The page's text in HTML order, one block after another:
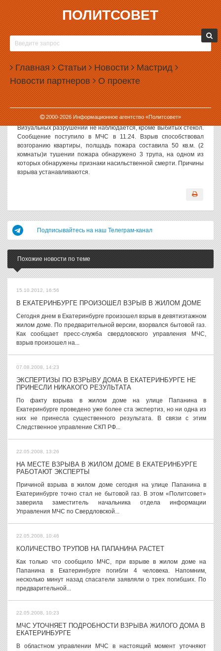
ПОЛИТСОВЕТ
Главная Статьи Новости Мастрид
Новости партнеров О проекте
2000-2026Информационное агентство «Политсовет»
22.05.2008, 10:37
ВЗРЫВ В ЖИЛОМ ДОМЕ НА ПАПАНИНА В
ЕКАТЕРИНБУРГЕ НОСИТ КРИМИНАЛЬНЫЙ
ХАРАКТЕР
В МЧС подтвердили информацию о взрыве в жилом доме на
Папанина.
По официальной информации, взрыв произошел в одной из
квартир на 4 этаже 9-ти этажного жилого дома, по Папанина, 7.
Визуальных разрушений не наблюдается, кроме выбитых стекол.
Сообщение поступило в МЧС в 11.24. Взрыв способствовал
возгоранию квартиры, полщадь пожара составила 50 кв.м. (2
комнаты)и тушении пожара обнаружено 3 трупа, на одном из
которых обнаружены признаки насильственной смерти. Причины
взрыва устанавливаются.
Подписывайтесь на наш Телеграм-канал
Похожие новости по теме
15.10.2012, 16:56
В ЕКАТЕРИНБУРГЕ ПРОИЗОШЕЛ ВЗРЫВ В ЖИЛОМ ДОМЕ
Сегодня днем в Екатеринбурге произошел взрыв в девятиэтажном
жилом доме. По предварительной версии, взорвался бытовой газ.
Как сообщает пресс-служба свердловского управления МЧС,
взрыв произошел на...
07.08.2008, 14:23
ЭКСПЕРТИЗЫ ПО ВЗРЫВУ ДОМА В ЕКАТЕРИНБУРГЕ НЕ
ПРИНЕСЛИ НИКАКОГО РЕЗУЛЬТАТА
По факту взрыва в жилом доме на улице Папанина в
Екатеринбурге проведено уже более ста экспертиз, но ни одна из
них не принесла существенного результата. В связи с этим
Следственное управление СКП РФ...
22.05.2008, 13:26
НА МЕСТЕ ВЗРЫВА В ЖИЛОМ ДОМЕ В ЕКАТЕРИНБУРГЕ
РАБОТАЮТ ЭКСПЕРТЫ
Причиной взрыва в жилом доме сегодня на улице Папанина в
Екатеринбурге точно стал не бытовой газ. В этом «Политсовет»
заверила заместитель начальника отдела информации
Управления МЧС по Свердловской...
22.05.2008, 10:46
КОЛИЧЕСТВО ТРУПОВ НА ПАПАНИНА РАСТЕТ
Как только что сообщило МЧС, при взрыве в жилом доме на
Папанина в Екатеринбурге погибли 4 человека. Напомним,
несколько минут назад спасатели заявляли о трех погибших. По
предварительной...
22.05.2008, 10:23
МЧС УТОЧНЯЕТ ПОДРОБНОСТИ ВЗРЫВА ЖИЛОГО ДОМА В
ЕКАТЕРИНБУРГЕ
В областном управлении МЧС в настоящий момент уточняют